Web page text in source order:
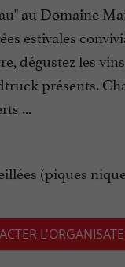
au Domaine
estivales
dégustez les
présents.
...
(piques